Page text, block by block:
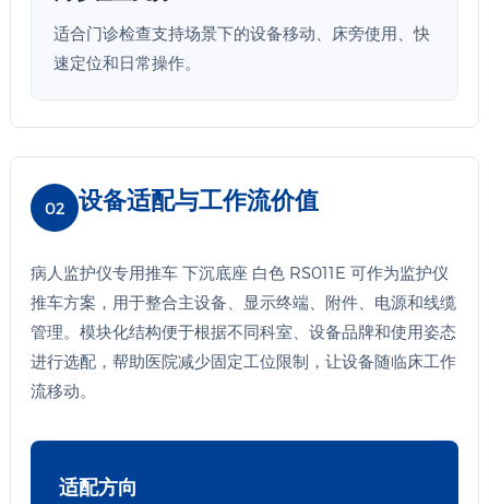
适合门诊检查支持场景下的设备移动、床旁使用、快
速定位和日常操作。
02 设备适配与工作流价值
病人监护仪专用推车 下沉底座 白色 RS011E 可作为监护仪
推车方案，用于整合主设备、显示终端、附件、电源和线缆
管理。模块化结构便于根据不同科室、设备品牌和使用姿态
进行选配，帮助医院减少固定工位限制，让设备随临床工作
流移动。
适配方向